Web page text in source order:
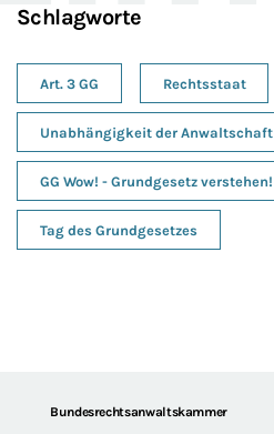
Schlagworte
Art. 3 GG Rechtsstaat
Unabhängigkeit der Anwaltschaft
GG Wow! - Grundgesetz verstehen!
Tag des Grundgesetzes
FooterBundesrechtsanwaltskammer